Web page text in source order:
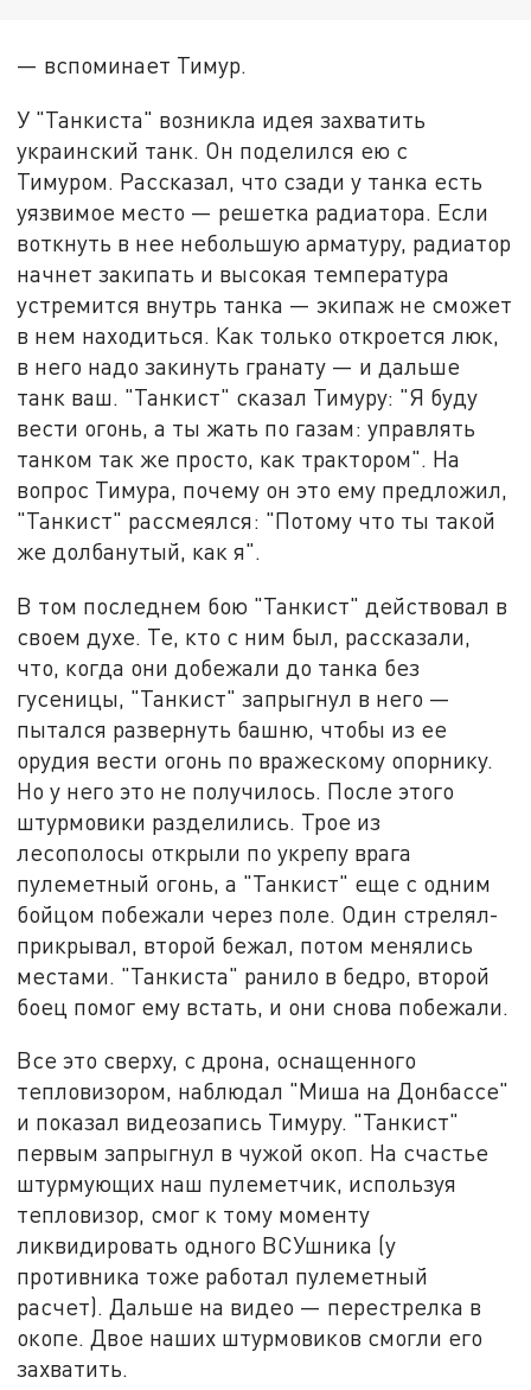
— вспоминает Тимур.
У "Танкиста" возникла идея захватить
украинский танк. Он поделился ею с
Тимуром. Рассказал, что сзади у танка есть
уязвимое место — решетка радиатора. Если
воткнуть в нее небольшую арматуру, радиатор
начнет закипать и высокая температура
устремится внутрь танка — экипаж не сможет
в нем находиться. Как только откроется люк,
в него надо закинуть гранату — и дальше
танк ваш. "Танкист" сказал Тимуру: "Я буду
вести огонь, а ты жать по газам: управлять
танком так же просто, как трактором". На
вопрос Тимура, почему он это ему предложил,
"Танкист" рассмеялся: "Потому что ты такой
же долбанутый, как я".
В том последнем бою "Танкист" действовал в
своем духе. Те, кто с ним был, рассказали,
что, когда они добежали до танка без
гусеницы, "Танкист" запрыгнул в него —
пытался развернуть башню, чтобы из ее
орудия вести огонь по вражескому опорнику.
Но у него это не получилось. После этого
штурмовики разделились. Трое из
лесополосы открыли по укрепу врага
пулеметный огонь, а "Танкист" еще с одним
бойцом побежали через поле. Один стрелял-
прикрывал, второй бежал, потом менялись
местами. "Танкиста" ранило в бедро, второй
боец помог ему встать, и они снова побежали.
Все это сверху, с дрона, оснащенного
тепловизором, наблюдал "Миша на Донбассе"
и показал видеозапись Тимуру. "Танкист"
первым запрыгнул в чужой окоп. На счастье
штурмующих наш пулеметчик, используя
тепловизор, смог к тому моменту
ликвидировать одного ВСУшника (у
противника тоже работал пулеметный
расчет). Дальше на видео — перестрелка в
окопе. Двое наших штурмовиков смогли его
захватить.